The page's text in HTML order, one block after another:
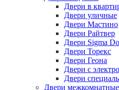
Двери в
Двери уличные
Двери Мастино
Двери Райтвер
Двери Sigma
Двери Торекс
Двери Геона
Двери с
Двери
Двери межкомнатные